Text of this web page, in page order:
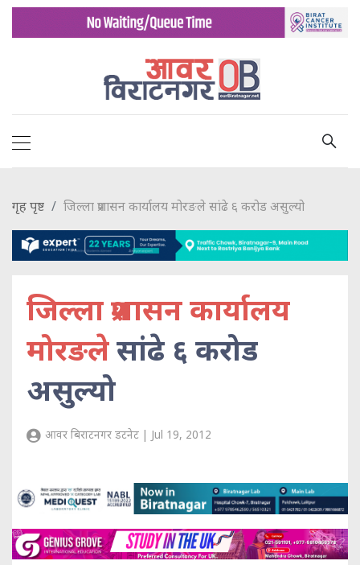
गृह पृष्ट जिल्ला प्रशासन कार्यालय मोरङले सांढे ६ करोड असुल्यो
जिल्ला प्रशासन कार्यालय
मोरङलेसांढे ६ करोड
असुल्यो
आवर बिराटनगर डटनेट | Jul 19, 2012